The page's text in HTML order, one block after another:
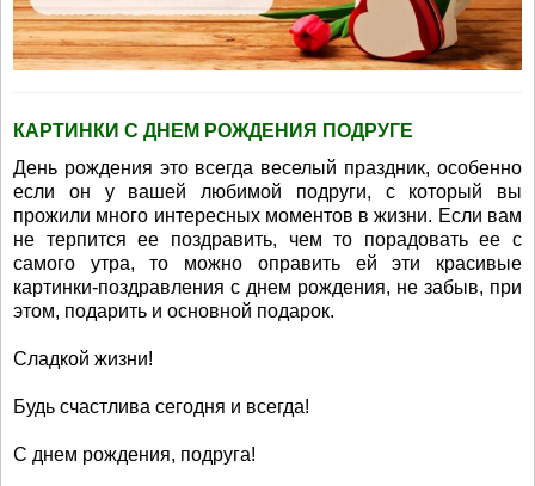
КАРТИНКИ С ДНЕМ РОЖДЕНИЯ ПОДРУГЕ
День рождения это всегда веселый праздник, особенно
если он у вашей любимой подруги, с который вы
прожили много интересных моментов в жизни. Если вам
не терпится ее поздравить, чем то порадовать ее с
самого утра, то можно оправить ей эти красивые
картинки-поздравления с днем рождения, не забыв, при
этом, подарить и основной подарок.
Сладкой жизни!
Будь счастлива сегодня и всегда!
С днем рождения, подруга!